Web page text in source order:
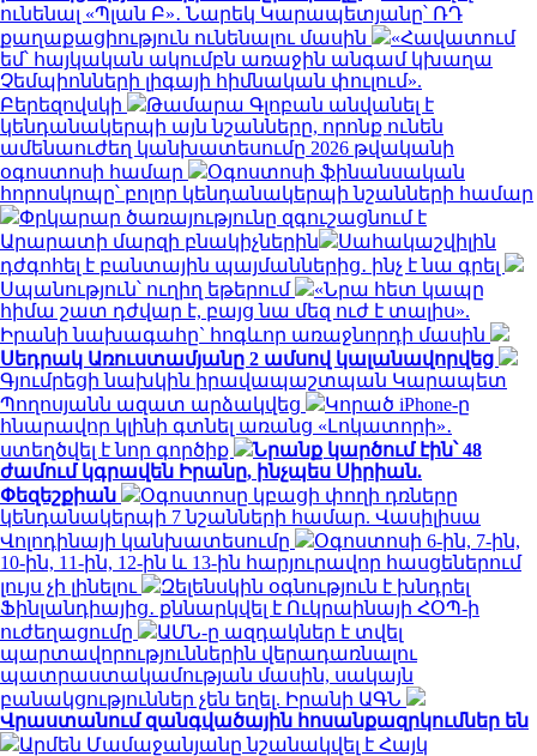
ունենալ «Պլան Բ»․ Նարեկ Կարապետյանը՝ ՌԴ
քաղաքացիություն ունենալու մասին
«Հավատում
եմ՝ հայկական ակումբն առաջին անգամ կխաղա
Չեմպիոնների լիգայի հիմնական փուլում».
Բերեզովսկի
Թամարա Գլոբան անվանել է
կենդանակերպի այն նշանները, որոնք ունեն
ամենաուժեղ կանխատեսումը 2026 թվականի
օգոստոսի համար
Օգոստոսի ֆինանսական
հորոսկոպը՝ բոլոր կենդանակերպի նշանների համար
Փրկարար ծառայությունը զգուշացնում է
Արարատի մարզի բնակիչներին
Սահակաշվիլին
դժգոհել է բանտային պայմաններից․ ինչ է նա գրել
Սպանություն՝ ուղիղ եթերում
«Նրա հետ կապը
հիմա շատ դժվար է, բայց նա մեզ ուժ է տալիս».
Իրանի նախագահը` հոգևոր առաջնորդի մասին
Սեդրակ Առուստամյանը 2 ամսով կալանավորվեց
Գյումրեցի նախկին իրավապաշտպան Կարապետ
Պողոսյանն ազատ արձակվեց
Կորած iPhone-ը
հնարավոր կլինի գտնել առանց «Լոկատորի»․
ստեղծվել է նոր գործիք
Նրանք կարծում էին՝ 48
ժամում կգրավեն Իրանը, ինչպես Սիրիան.
Փեզեշքիան
Օգոստոսը կբացի փողի դռները
կենդանակերպի 7 նշանների համար. Վասիլիսա
Վոլոդինայի կանխատեսումը
Օգոստոսի 6-ին, 7-ին,
10-ին, 11-ին, 12-ին և 13-ին հարյուրավոր հասցեներում
լույս չի լինելու
Զելենսկին օգնություն է խնդրել
Ֆինլանդիայից․ քննարկվել է Ուկրաինայի ՀՕՊ-ի
ուժեղացումը
ԱՄՆ-ը ազդակներ է տվել
պարտավորություններին վերադառնալու
պատրաստակամության մասին, սակայն
բանակցություններ չեն եղել. Իրանի ԱԳՆ
Վրաստանում զանգվածային հոսանքազրկումներ են
Արմեն Մամաջանյանը նշանակվել է Հայկ